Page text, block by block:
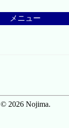
メニュー
© 2026 Nojima.